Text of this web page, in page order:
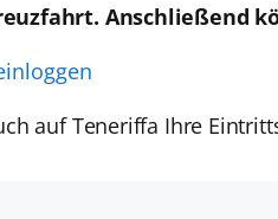
Anschließend
auf Teneriffa Ihre